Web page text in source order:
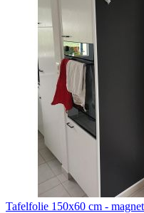
Tafelfolie 150x60 cm -